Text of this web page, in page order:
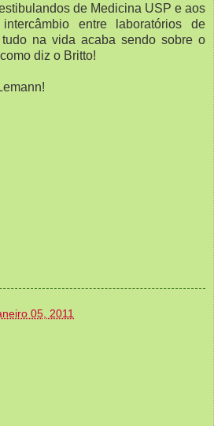
de Medicina USP e aos
entre laboratórios de
na vida acaba sendo sobre o
diz o Britto!
05, 2011